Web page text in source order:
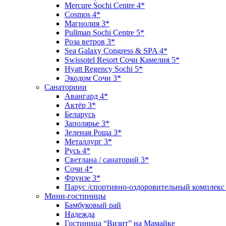
Mercure Sochi Centre 4*
Cosmos 4*
Магнолия 3*
Pullman Sochi Сеntre 5*
Роза ветров 3*
Sea Galaxy Congress & SPA 4*
Swissotel Resort Сочи Камелия 5*
Hyatt Regency Sochi 5*
Экодом Сочи 3*
Санаториии
Авангард 4*
Актёр 3*
Беларусь
Заполярье 3*
Зеленая Роща 3*
Металлург 3*
Русь 4*
Светлана / санаторий 3*
Сочи 4*
Фрунзе 3*
Парус /спортивно-оздоровительный
Мини-гостиницы
Бамбуковый рай
Надежда
Гостиница “Визит” на Мамайке